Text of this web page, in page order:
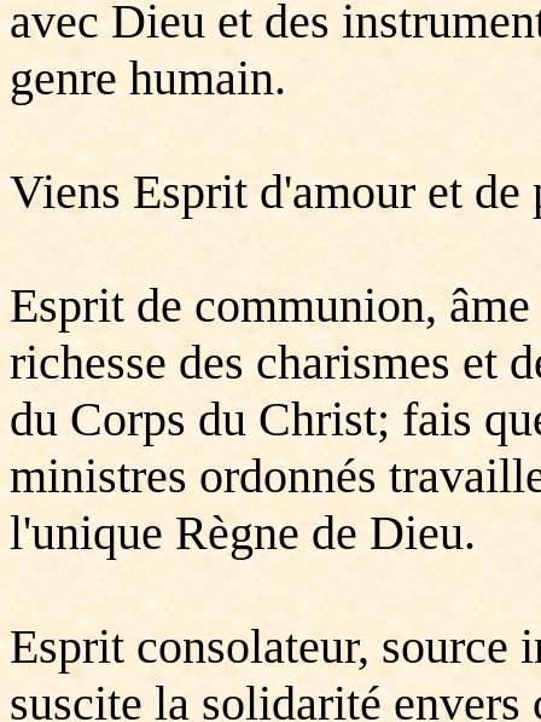
avec Dieu et des
genre humain.
Viens Esprit d'amour et de
Esprit de communion,
richesse des charismes et
du Corps du Christ; fais
ministres ordonnés
l'unique Règne de Dieu.
Esprit consolateur, source
suscite la solidarité